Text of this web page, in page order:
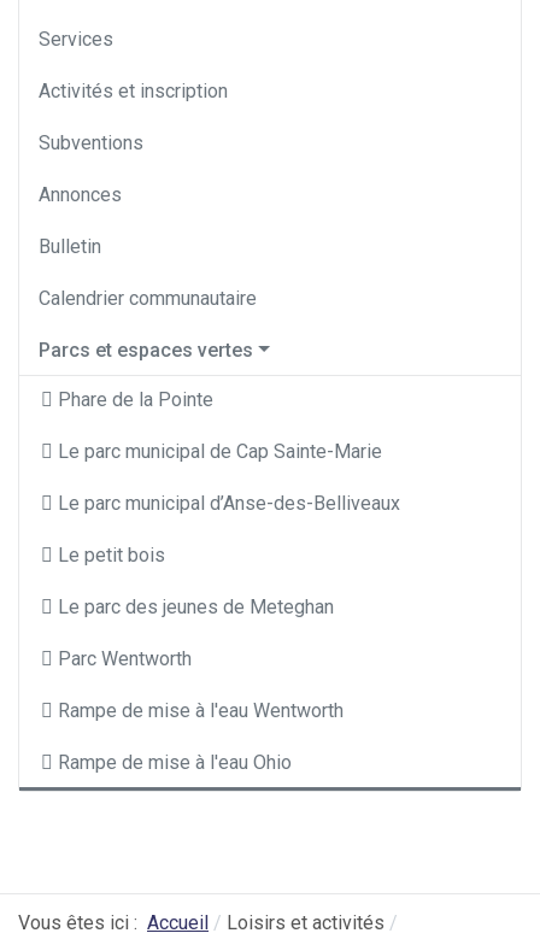
Services
Activités et inscription
Subventions
Annonces
Bulletin
Calendrier communautaire
Parcs et espaces vertes
Phare de la Pointe
Le parc municipal de Cap Sainte-Marie
Le parc municipal d’Anse-des-Belliveaux
Le petit bois
Le parc des jeunes de Meteghan
Parc Wentworth
Rampe de mise à l'eau Wentworth
Rampe de mise à l'eau Ohio
Vous êtes ici : Accueil
Loisirs et activités